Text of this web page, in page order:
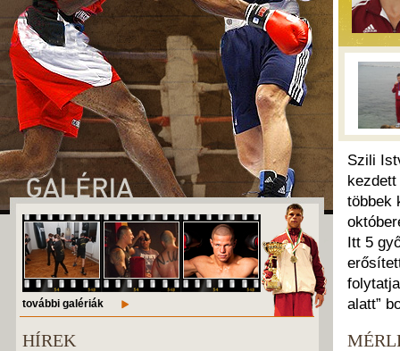
további galériák
HÍREK
Szili
többek
Itt 5
alatt”